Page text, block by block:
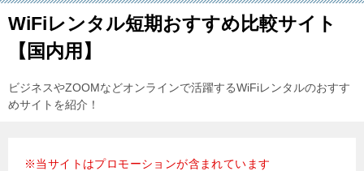
WiFiレンタル短期おすすめ比較サイト
【国内用】
ビジネスやZOOMなどオンラインで活躍するWiFiレンタルのおすす
めサイトを紹介！
※当サイトはプロモーションが含まれています